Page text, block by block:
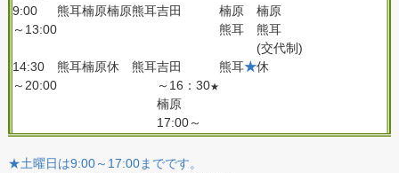
9:00
～13:00
熊耳楠原楠原熊耳吉田
楠原
熊耳
楠原
熊耳
(交代制)
14:30
～20:00
熊耳楠原休 熊耳吉田
～16：30★
熊耳★休
楠原
17:00～
★土曜日は9:00～17:00までです。